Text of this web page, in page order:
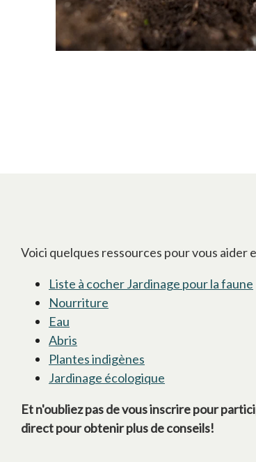
Voici quelques ressources pour vous aider
Liste à cocher Jardinage pour la faune
Nourriture
Eau
Abris
Plantes indigènes
Jardinage écologique
Et n'oubliez pas de vous inscrire pour
direct pour obtenir plus de conseils!